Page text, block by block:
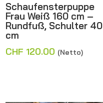
Schaufensterpuppe
Frau Weiß 160 cm –
Rundfuß, Schulter 40
cm
CHF 120.00 (Netto)